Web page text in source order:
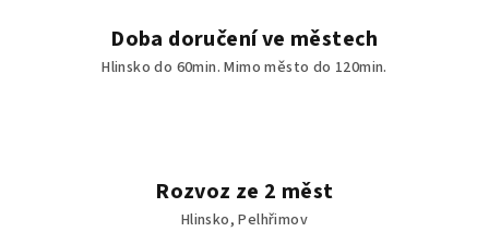
Doba doručení ve městech
Hlinsko do 60min. Mimo město do 120min.
Rozvoz ze 2 měst
Hlinsko, Pelhřimov